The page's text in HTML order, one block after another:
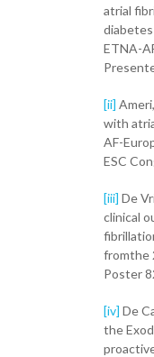
atrial
ETNA-
[ii]
with
AF-
ESC
[iii] De
clinical
fromthe
Poster
[iv] De
the